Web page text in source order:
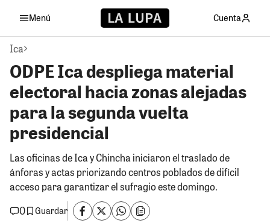
Menú Cuenta
Ica
ODPE Ica despliega material
electoral hacia zonas alejadas
para la segunda vuelta
presidencial
Las oficinas de Ica y Chincha iniciaron el traslado de
ánforas y actas priorizando centros poblados de difícil
acceso para garantizar el sufragio este domingo.
0
Guardar